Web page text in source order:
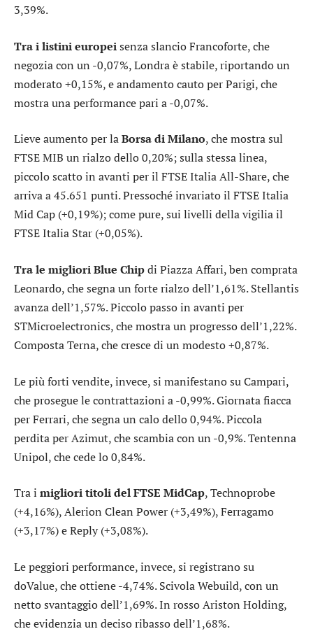
3,39%.
Tra i listini europeisenza slancioFrancoforte, che
negozia con un -0,07%,Londraè stabile, riportando un
moderato +0,15%, e andamento cauto perParigi, che
mostra una performance pari a -0,07%.
Lieve aumento per laBorsa di Milano, che mostra sul
FTSE MIB un rialzo dello 0,20%; sulla stessa linea,
piccolo scatto in avanti per il FTSE Italia All-Share, che
arriva a 45.651 punti. Pressoché invariato il FTSE Italia
Mid Cap (+0,19%); come pure, sui livelli della vigilia il
FTSE Italia Star (+0,05%).
Tra le migliori Blue Chipdi Piazza Affari, ben comprata
Leonardo, che segna un forte rialzo dell’1,61%.Stellantis
avanza dell’1,57%. Piccolo passo in avanti per
STMicroelectronics, che mostra un progresso dell’1,22%.
CompostaTerna, che cresce di un modesto +0,87%.
Le più forti vendite, invece, si manifestano suCampari,
che prosegue le contrattazioni a -0,99%. Giornata fiacca
perFerrari, che segna un calo dello 0,94%. Piccola
perdita perAzimut, che scambia con un -0,9%. Tentenna
Unipol, che cede lo 0,84%.
Tra i migliori titoli del FTSE MidCap,Technoprobe
(+4,16%),Alerion Clean Power (+3,49%),Ferragamo
(+3,17%) eReply(+3,08%).
Le peggiori performance, invece, si registrano su
doValue, che ottiene -4,74%. ScivolaWebuild, con un
netto svantaggio dell’1,69%. In rossoAriston Holding,
che evidenzia un deciso ribasso dell’1,68%.